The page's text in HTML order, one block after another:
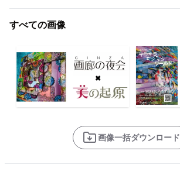
すべての画像
画像一括ダウンロード